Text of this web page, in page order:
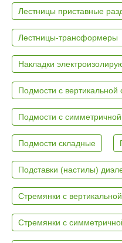
Лестницы приставные
Лестницы-трансформеры
Накладки
Подмости с вертикальной
Подмости с
Подмости складные
Подставки (настилы)
Стремянки с
Стремянки с